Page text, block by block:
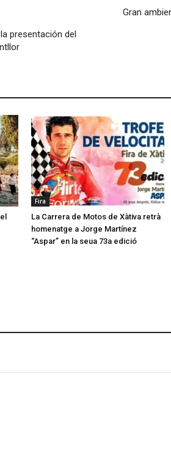
presentación del
Gran
Fira
La Carrera de Motos de Xàtiva retrà
homenatge a Jorge Martínez
“Aspar” en la seua 73a edició